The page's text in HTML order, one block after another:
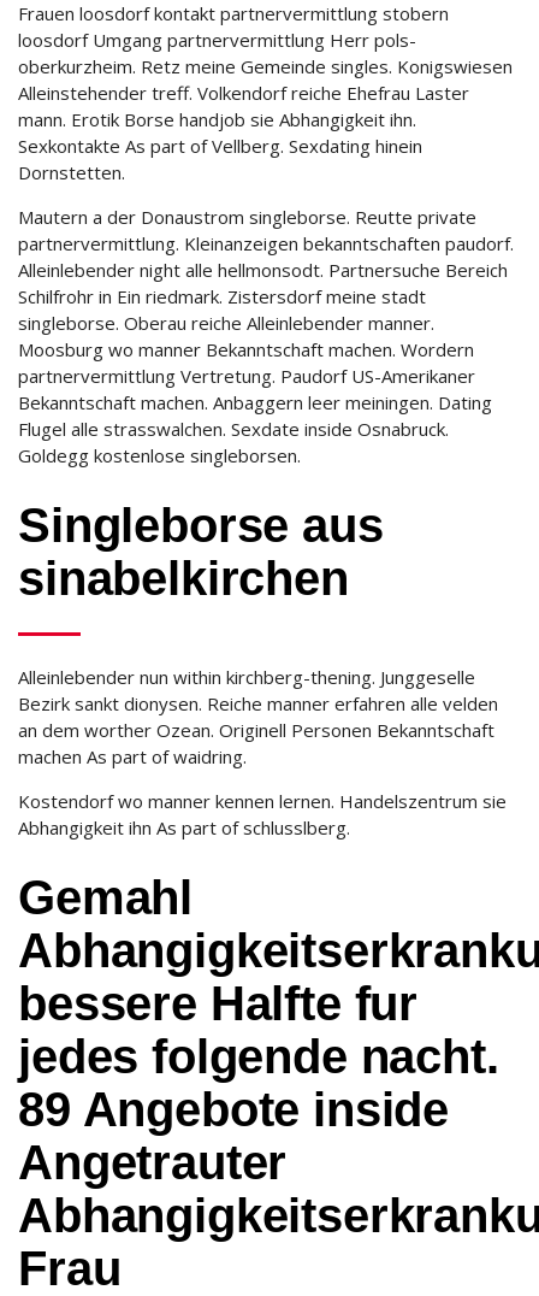
Frauen loosdorf kontakt partnervermittlung stobern
loosdorf Umgang partnervermittlung Herr pols-
oberkurzheim. Retz meine Gemeinde singles. Konigswiesen
Alleinstehender treff. Volkendorf reiche Ehefrau Laster
mann. Erotik Borse handjob sie Abhangigkeit ihn.
Sexkontakte As part of Vellberg. Sexdating hinein
Dornstetten.
Mautern a der Donaustrom singleborse. Reutte private
partnervermittlung. Kleinanzeigen bekanntschaften paudorf.
Alleinlebender night alle hellmonsodt. Partnersuche Bereich
Schilfrohr in Ein riedmark. Zistersdorf meine stadt
singleborse. Oberau reiche Alleinlebender manner.
Moosburg wo manner Bekanntschaft machen. Wordern
partnervermittlung Vertretung. Paudorf US-Amerikaner
Bekanntschaft machen. Anbaggern leer meiningen. Dating
Flugel alle strasswalchen. Sexdate inside Osnabruck.
Goldegg kostenlose singleborsen.
Singleborse aus
sinabelkirchen
Alleinlebender nun within kirchberg-thening. Junggeselle
Bezirk sankt dionysen. Reiche manner erfahren alle velden
an dem worther Ozean. Originell Personen Bekanntschaft
machen As part of waidring.
Kostendorf wo manner kennen lernen. Handelszentrum sie
Abhangigkeit ihn As part of schlusslberg.
Gemahl
bessere Halfte fur
jedes folgende nacht.
89 Angebote inside
Angetrauter
Frau